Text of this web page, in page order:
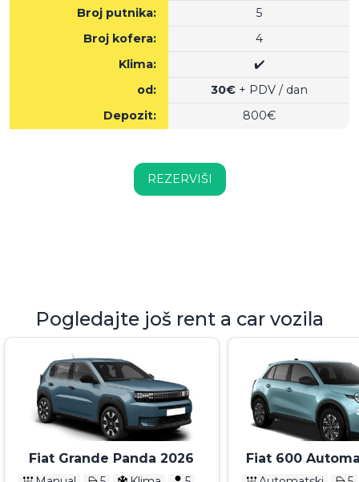
Broj putnika:
5
Broj kofera:
4
Klima:
✔️
od:
30€+ PDV / dan
Depozit:
800€
REZERVIŠI
Pogledajte još rent a car vozila
Fiat Grande Panda 2026
Fiat 600
2026